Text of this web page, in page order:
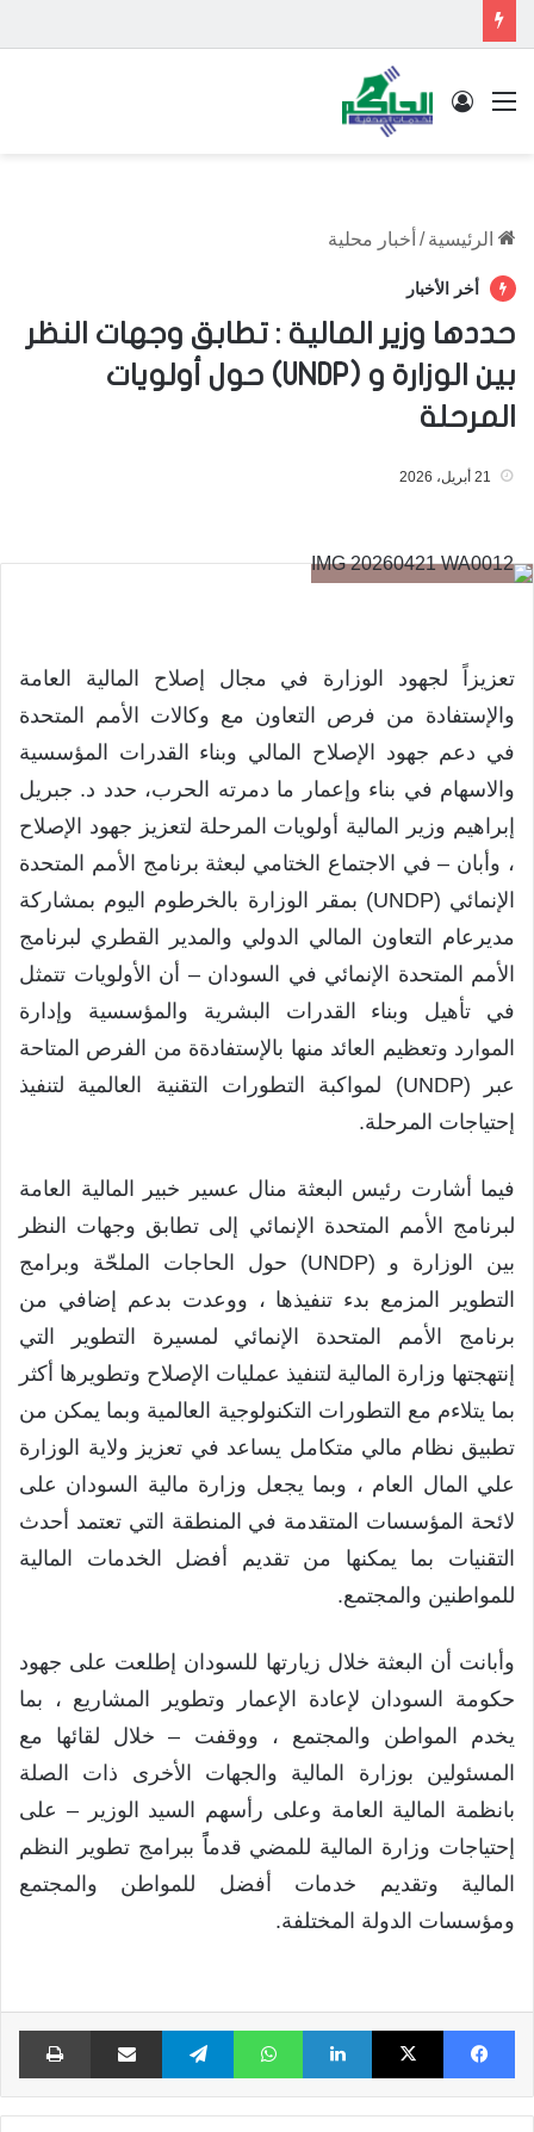
القائمة تسجيل الدخول
الرئيسية / أخبار محلية
أخر الأخبار
حددها وزير المالية : تطابق وجهات النظر
بين الوزارة و (UNDP) حول أولويات
المرحلة
21 أبريل، 2026
تعزيزاً لجهود الوزارة في مجال إصلاح المالية العامة
والإستفادة من فرص التعاون مع وكالات الأمم المتحدة
في دعم جهود الإصلاح المالي وبناء القدرات المؤسسية
والاسهام في بناء وإعمار ما دمرته الحرب، حدد د. جبريل
إبراهيم وزير المالية أولويات المرحلة لتعزيز جهود الإصلاح
، وأبان – في الاجتماع الختامي لبعثة برنامج الأمم المتحدة
الإنمائي (UNDP) بمقر الوزارة بالخرطوم اليوم بمشاركة
مديرعام التعاون المالي الدولي والمدير القطري لبرنامج
الأمم المتحدة الإنمائي في السودان – أن الأولويات تتمثل
في تأهيل وبناء القدرات البشرية والمؤسسية وإدارة
الموارد وتعظيم العائد منها بالإستفادةة من الفرص المتاحة
عبر (UNDP) لمواكبة التطورات التقنية العالمية لتنفيذ
إحتياجات المرحلة.
فيما أشارت رئيس البعثة منال عسير خبير المالية العامة
لبرنامج الأمم المتحدة الإنمائي إلى تطابق وجهات النظر
بين الوزارة و (UNDP) حول الحاجات الملحّة وبرامج
التطوير المزمع بدء تنفيذها ، ووعدت بدعم إضافي من
برنامج الأمم المتحدة الإنمائي لمسيرة التطوير التي
إنتهجتها وزارة المالية لتنفيذ عمليات الإصلاح وتطويرها أكثر
بما يتلاءم مع التطورات التكنولوجية العالمية وبما يمكن من
تطبيق نظام مالي متكامل يساعد في تعزيز ولاية الوزارة
علي المال العام ، وبما يجعل وزارة مالية السودان على
لائحة المؤسسات المتقدمة في المنطقة التي تعتمد أحدث
التقنيات بما يمكنها من تقديم أفضل الخدمات المالية
للمواطنين والمجتمع.
وأبانت أن البعثة خلال زيارتها للسودان إطلعت على جهود
حكومة السودان لإعادة الإعمار وتطوير المشاريع ، بما
يخدم المواطن والمجتمع ، ووقفت – خلال لقائها مع
المسئولين بوزارة المالية والجهات الأخرى ذات الصلة
بانظمة المالية العامة وعلى رأسهم السيد الوزير – على
إحتياجات وزارة المالية للمضي قدماًً ببرامج تطوير النظم
المالية وتقديم خدمات أفضل للمواطن والمجتمع
ومؤسسات الدولة المختلفة.
فيسبوك X لينكدإن واتساب تيلقرام مشاركة عبر البريد